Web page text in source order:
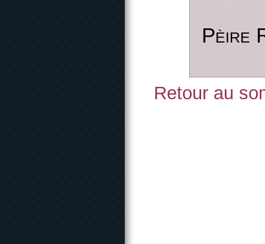
Pèire
Retour au